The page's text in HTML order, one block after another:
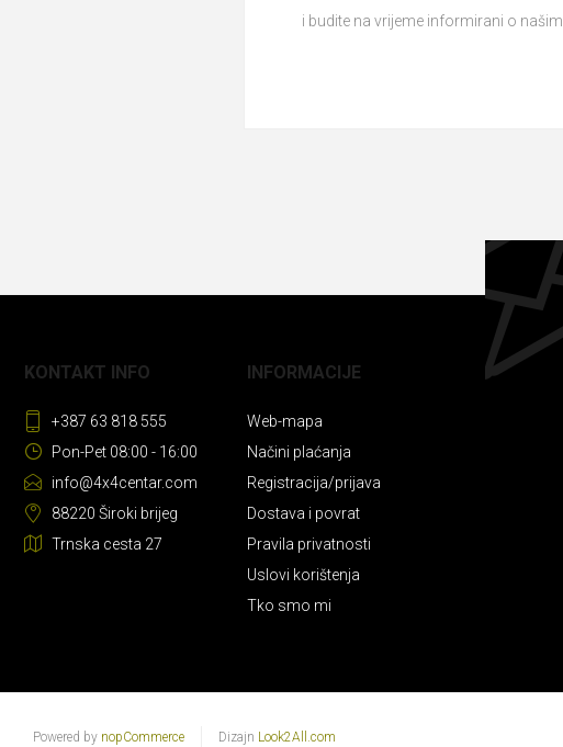
i budite na vrijeme informirani o našim
KONTAKT INFO
+387 63 818 555
Pon-Pet 08:00 - 16:00
info@4x4centar.com
88220 Široki brijeg
Trnska cesta 27
INFORMACIJE
Web-mapa
Načini plaćanja
Registracija/prijava
Dostava i povrat
Pravila privatnosti
Uslovi korištenja
Tko smo mi
Powered by nopCommerce Dizajn Look2All.com